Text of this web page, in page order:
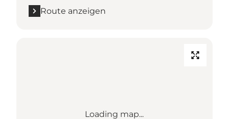
Route anzeigen
Loading map...